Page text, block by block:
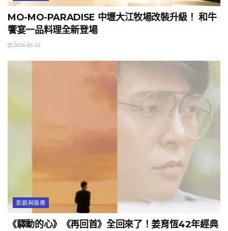
MO-MO-PARADISE 中壢大江牧場改裝升級！ 和牛
饗宴一品料理全新登場
2026-06-22
影劇與娛樂
《驛動的心》《再回首》全回來了！姜育恆42年經典